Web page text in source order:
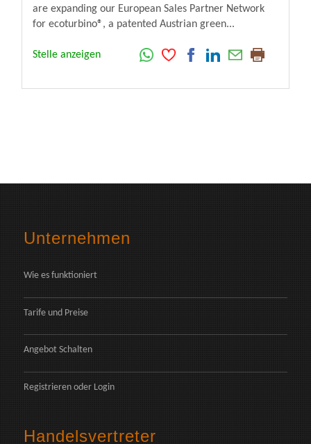
are expanding our European Sales Partner Network
for ecoturbino®, a patented Austrian green...
Stelle anzeigen
Unternehmen
Wie es funktioniert
Tarife und Preise
Angebot Schalten
Registrieren oder Login
Handelsvertreter